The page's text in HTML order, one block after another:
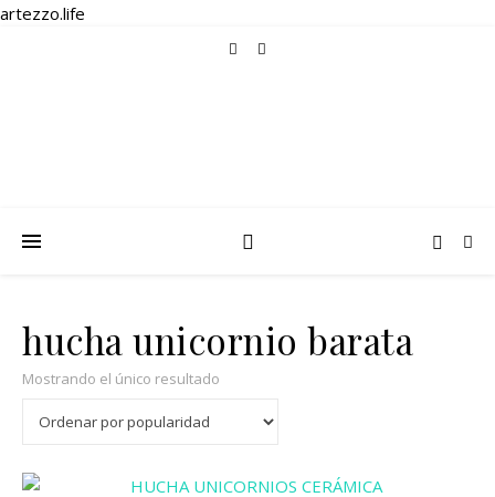
artezzo.life
hucha unicornio barata
Mostrando el único resultado